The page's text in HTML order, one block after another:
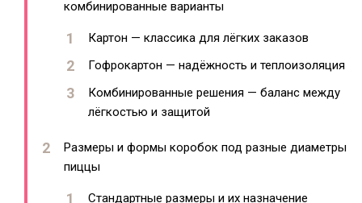
комбинированные варианты
Картон — классика для лёгких заказов
Гофрокартон — надёжность и теплоизоляция
Комбинированные решения — баланс между
лёгкостью и защитой
Размеры и формы коробок под разные диаметры
пиццы
Стандартные размеры и их назначение